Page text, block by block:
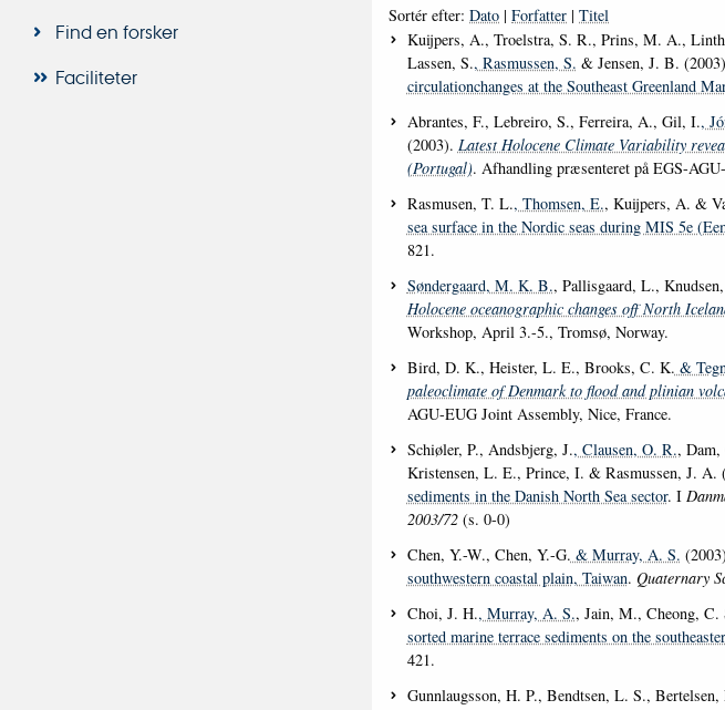
Find en forsker
Faciliteter
Sortér efter: Dato | Forfatter | Titel
Kuijpers, A., Troelstra, S. R., Prins, M. A.,
Lassen, S., Rasmussen, S. & Jensen, J. B.
circulationchanges at the Southeast Greenland
Abrantes, F., Lebreiro, S., Ferreira, A., Gil, I.,
(2003). Latest Holocene Climate Variability
(Portugal). Afhandling præsenteret på EGS-
Rasmusen, T. L., Thomsen, E., Kuijpers, A. &
sea surface in the Nordic seas during MIS 5e
821.
Søndergaard, M. K. B., Pallisgaard, L.,
Holocene oceanographic changes off North
Workshop, April 3.-5., Tromsø, Norway.
Bird, D. K., Heister, L. E., Brooks, C. K. &
paleoclimate of Denmark to flood and plinian
AGU-EUG Joint Assembly, Nice, France.
Schiøler, P., Andsbjerg, J., Clausen, O. R.,
Kristensen, L. E., Prince, I. & Rasmussen, J. A.
sediments in the Danish North Sea sector. I
2003/72 (s. 0-0)
Chen, Y.-W., Chen, Y.-G. & Murray, A. S.
southwestern coastal plain, Taiwan. Quaternary
Choi, J. H., Murray, A. S., Jain, M., Cheong,
sorted marine terrace sediments on the
421.
Gunnlaugsson, H. P., Bendtsen, L. S.,